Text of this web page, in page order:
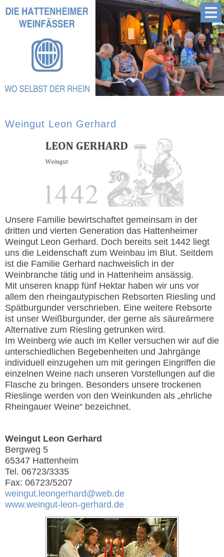
Weingut Leon Gerhard
Unsere Familie bewirtschaftet gemeinsam in der
dritten und vierten Generation das Hattenheimer
Weingut Leon Gerhard. Doch bereits seit 1442 liegt
uns die Leidenschaft zum Weinbau im Blut. Seitdem
ist die Familie Gerhard nachweislich in der
Weinbranche tätig und in Hattenheim ansässig.
Mit unseren knapp fünf Hektar haben wir uns vor
allem den rheingautypischen Rebsorten Riesling und
Spätburgunder verschrieben. Eine weitere Rebsorte
ist unser Weißburgunder, der gerne als säureärmere
Alternative zum Riesling getrunken wird.
Im Weinberg wie auch im Keller versuchen wir auf die
unterschiedlichen Begebenheiten und Jahrgänge
individuell einzugehen um mit geringen Eingriffen die
einzelnen Weine nach unseren Vorstellungen auf die
Flasche zu bringen. Besonders unsere trockenen
Rieslinge werden von den Weinkunden als „ehrliche
Rheingauer Weine“ bezeichnet.
Weingut Leon Gerhard
Bergweg 5
65347 Hattenheim
Tel. 06723/3335
Fax: 06723/5207
weingut.leongerhard@web.de
www.weingut-leon-gerhard.de